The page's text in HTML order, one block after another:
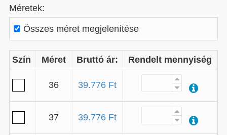
Méretek:
Összes méret megjelenítése
Szín Méret Bruttó ár: Rendelt mennyiség
36 39.776 Ft
37 39.776 Ft